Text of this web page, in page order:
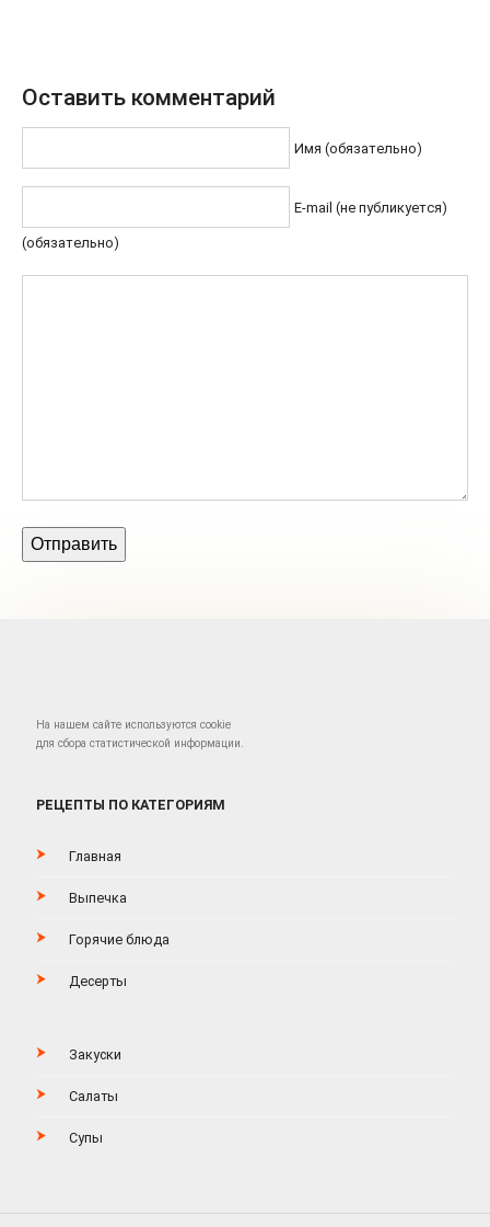
Оставить комментарий
Имя (обязательно)
E-mail (не публикуется)
(обязательно)
На нашем сайте используются cookie
для сбора статистической информации.
РЕЦЕПТЫ ПО КАТЕГОРИЯМ
Главная
Выпечка
Горячие блюда
Десерты
Закуски
Салаты
Супы